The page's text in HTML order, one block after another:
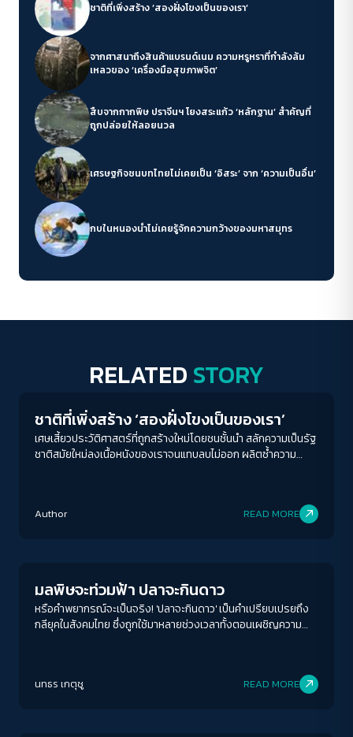
ชาติที่เพิ่งสร้าง ‘สองฝั่งโขงเป็นของเรา’
จากศาสนาถึงสินค้าแบรนด์เนม ความหรูหราที่กำลังล้ม
เหลวของ ‘เครื่องมือสุขภาพจิต’
สืบจากกากพิษ ปราจีนฯ โยงสระแก้ว ‘หลักฐาน’ สำคัญที่
ถูกปล่อยให้ลอยนวล
เศรษฐกิจชนบทไทยไม่เคยเป็น ‘อิสระ’ จาก ‘ความเป็นอื่น’
กบในหนองน้ำไม่เคยรู้จักความกว้างของมหาสมุทร
RELATED STORY
ชาติที่เพิ่งสร้าง ‘สองฝั่งโขงเป็นของเรา’
เศษเสี้ยวประวัติศาสตร์ที่ถูกสร้างใหม่โดยชนชั้นนำ สลักความเป็นรัฐ
ชาติสมัยใหม่ลงเนื้อหนังของเราจนแทบลบไม่ออก ผลิตซ้ำความ
Author READ MORE
มลพิษจะท่วมฟ้า ปลาจะกินดาว
หรือคำพยากรณ์จะเป็นจริง! 'ปลาจะกินดาว' เป็นคำเปรียบเปรยถึง
กลียุคในสังคมไทย ซึ่งถูกใช้มาหลายช่วงเวลาทั้งตอนเผชิญความ
นทธร เกตุชู READ MORE
ACCESS
A- A A+ A++
ปกติ มาก มากที่สุด
ปรับสีสำหรับตาบอดสี
ปิด Protan Deutan Tritan
เน้นลิงก์